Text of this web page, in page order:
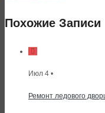
Похожие Записи
Июл 4 •
Ремонт ледового